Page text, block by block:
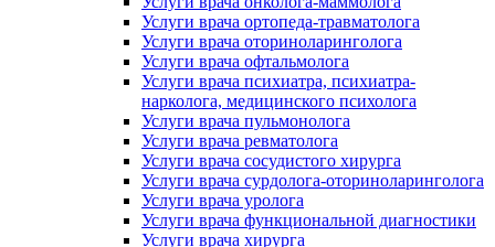
Услуги врача ортопеда-травматолога
Услуги врача оториноларинголога
Услуги врача офтальмолога
Услуги врача психиатра, психиатра-
нарколога, медицинского психолога
Услуги врача пульмонолога
Услуги врача ревматолога
Услуги врача сосудистого хирурга
Услуги врача сурдолога-оториноларинголога
Услуги врача уролога
Услуги врача функциональной диагностики
Услуги врача хирурга